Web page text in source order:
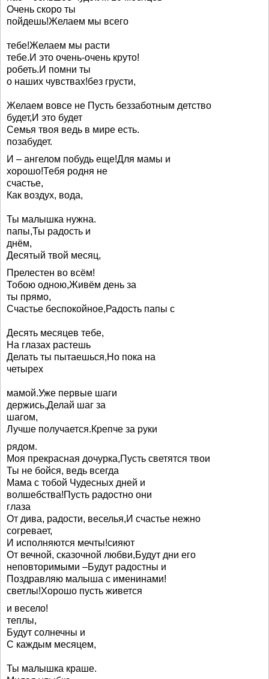
Очень скоро ты
пойдешь!Желаем мы всего
тебе!Желаем мы расти
тебе.И это очень-очень круто!
робеть.И помни ты
о наших чувствах!без грусти,
Желаем вовсе не Пусть беззаботным детство
будет,И это будет
Семья твоя ведь в мире есть.
позабудет.
И – ангелом побудь еще!Для мамы и
хорошо!Тебя родня не
счастье,
Как воздух, вода,
Ты малышка нужна.
папы,Ты радость и
днём,
Десятый твой месяц,
Прелестен во всём!
Тобою одною,Живём день за
ты прямо,
Счастье беспокойное,Радость папы с
Десять месяцев тебе,
На глазах растешь
Делать ты пытаешься,Но пока на
четырех
мамой.Уже первые шаги
держись,Делай шаг за
шагом,
Лучше получается.Крепче за руки
рядом.
Моя прекрасная дочурка,Пусть светятся твои
Ты не бойся, ведь всегда
Мама с тобой Чудесных дней и
волшебства!Пусть радостно они
глаза
От дива, радости, веселья,И счастье нежно
согревает,
И исполняются мечты!сияют
От вечной, сказочной любви,Будут дни его
неповторимыми –Будут радостны и
Поздравляю малыша с именинами!
светлы!Хорошо пусть живется
и весело!
теплы,
Будут солнечны и
С каждым месяцем,
Ты малышка краше.